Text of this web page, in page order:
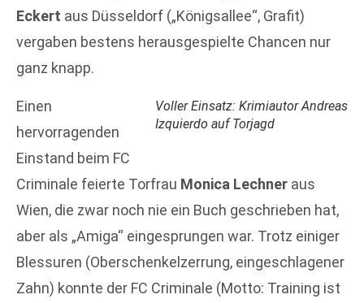
Eckert aus Düsseldorf („Königsallee“, Grafit)
vergaben bestens herausgespielte Chancen nur
ganz knapp.
Voller Einsatz: Krimiautor Andreas
Izquierdo auf Torjagd
Einen
hervorragenden
Einstand beim FC
Criminale feierte Torfrau Monica Lechner aus
Wien, die zwar noch nie ein Buch geschrieben hat,
aber als „Amiga“ eingesprungen war. Trotz einiger
Blessuren (Oberschenkelzerrung, eingeschlagener
Zahn) konnte der FC Criminale (Motto: Training ist